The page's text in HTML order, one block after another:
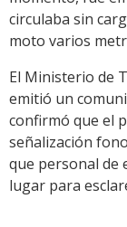
circulaba sin
moto varios
El Ministerio de
emitió un
confirmó que el
señalización
que personal de
lugar para